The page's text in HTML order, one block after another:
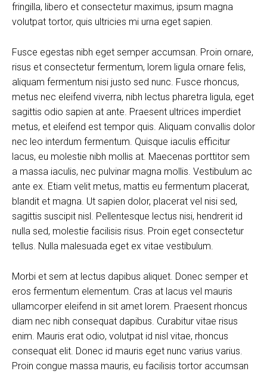
fringilla, libero et consectetur maximus, ipsum magna
volutpat tortor, quis ultricies mi urna eget sapien.
Fusce egestas nibh eget semper accumsan. Proin ornare,
risus et consectetur fermentum, lorem ligula ornare felis,
aliquam fermentum nisi justo sed nunc. Fusce rhoncus,
metus nec eleifend viverra, nibh lectus pharetra ligula, eget
sagittis odio sapien at ante. Praesent ultrices imperdiet
metus, et eleifend est tempor quis. Aliquam convallis dolor
nec leo interdum fermentum. Quisque iaculis efficitur
lacus, eu molestie nibh mollis at. Maecenas porttitor sem
a massa iaculis, nec pulvinar magna mollis. Vestibulum ac
ante ex. Etiam velit metus, mattis eu fermentum placerat,
blandit et magna. Ut sapien dolor, placerat vel nisi sed,
sagittis suscipit nisl. Pellentesque lectus nisi, hendrerit id
nulla sed, molestie facilisis risus. Proin eget consectetur
tellus. Nulla malesuada eget ex vitae vestibulum.
Morbi et sem at lectus dapibus aliquet. Donec semper et
eros fermentum elementum. Cras at lacus vel mauris
ullamcorper eleifend in sit amet lorem. Praesent rhoncus
diam nec nibh consequat dapibus. Curabitur vitae risus
enim. Mauris erat odio, volutpat id nisl vitae, rhoncus
consequat elit. Donec id mauris eget nunc varius varius.
Proin congue massa mauris, eu facilisis tortor accumsan